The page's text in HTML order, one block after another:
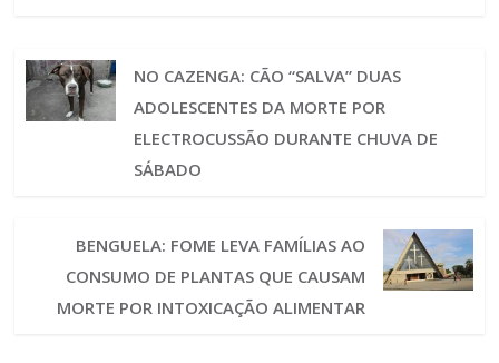
NO CAZENGA: CÃO “SALVA” DUAS
ADOLESCENTES DA MORTE POR
ELECTROCUSSÃO DURANTE CHUVA DE
SÁBADO
BENGUELA: FOME LEVA FAMÍLIAS AO
CONSUMO DE PLANTAS QUE CAUSAM
MORTE POR INTOXICAÇÃO ALIMENTAR